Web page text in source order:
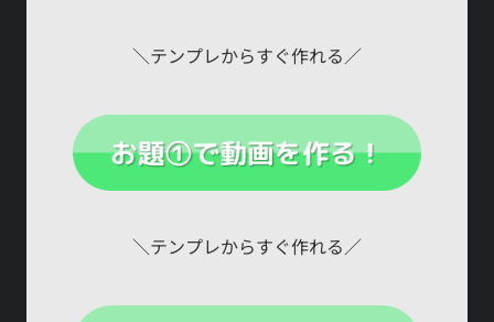
＼テンプレからすぐ作れる／
＼テンプレからすぐ作れる／